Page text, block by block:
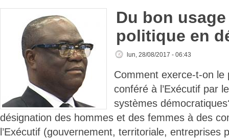
Du bon
politique en
lun, 28/08/2017 - 06:43
Comment exerce-t-on le
conféré à l’Exécutif par
systèmes
désignation des hommes et des femmes à des
l’Exécutif (gouvernement, territoriale, entreprises